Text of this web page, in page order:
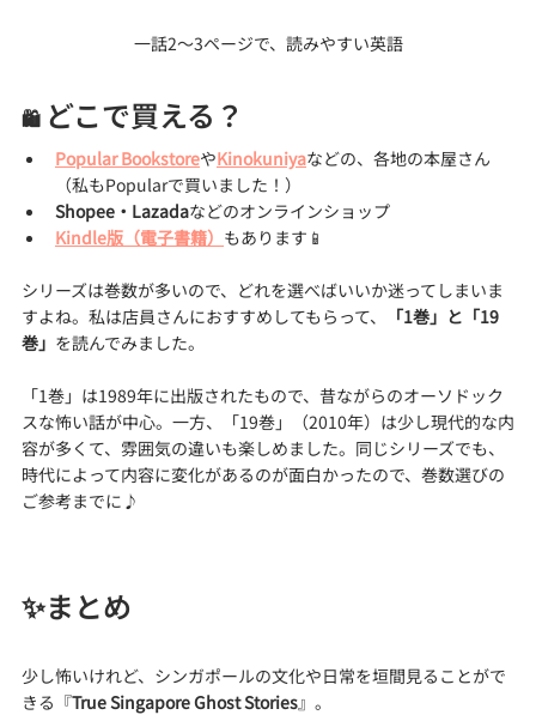
一話2～3ページで、読みやすい英語
🛍 どこで買える？
Popular BookstoreやKinokuniyaなどの、各地の本屋さん
（私もPopularで買いました！）
Shopee・Lazadaなどのオンラインショップ
Kindle版（電子書籍） もあります📱
シリーズは巻数が多いので、どれを選べばいいか迷ってしまいま
すよね。私は店員さんにおすすめしてもらって、
「1巻」と「19
巻」 を読んでみました。
「1巻」は1989年に出版されたもので、昔ながらのオーソドック
スな怖い話が中心。一方、「19巻」（2010年）は少し現代的な内
容が多くて、雰囲気の違いも楽しめました。同じシリーズでも、
時代によって内容に変化があるのが面白かったので、巻数選びの
ご参考までに♪
✨まとめ
少し怖いけれど、シンガポールの文化や日常を垣間見ることがで
きる『True Singapore Ghost Stories』。